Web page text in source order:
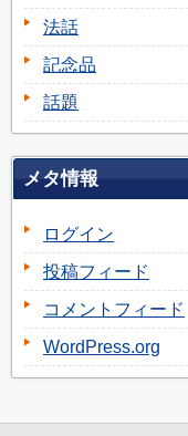
法話
記念品
話題
メタ情報
ログイン
投稿フィード
コメントフィード
WordPress.org